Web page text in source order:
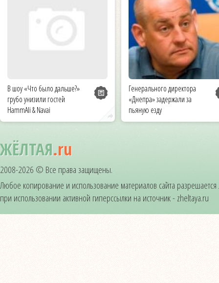
В шоу «Что было дальше?»
грубо унизили гостей
HammAli & Navai
Генерального директора
«Днепра» задержали за
пьяную езду
ЖЁЛТАЯ.ru
2008-2026 © Все права защищены.
Любое копирование и использование материалов сайта
при использовании активной гиперссылки на источник - zheltaya.ru